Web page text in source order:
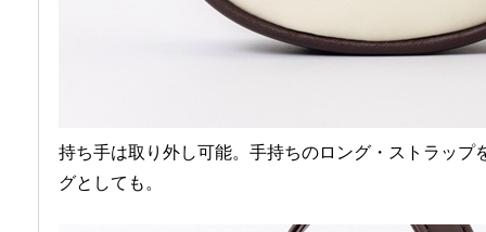
持ち手は取り外し可能。手持ちのロング・ストラップ
グとしても。